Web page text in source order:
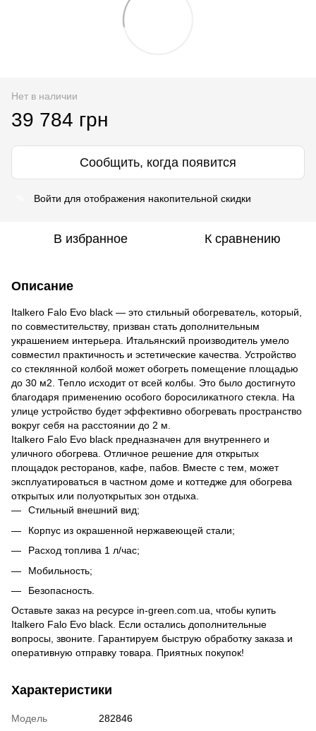
Нет в наличии
39 784 грн
Сообщить, когда появится
Войти для отображения накопительной скидки
В избранное К сравнению
Описание
Italkero Falo Evo black — это стильный обогреватель, который,
по совместительству, призван стать дополнительным
украшением интерьера. Итальянский производитель умело
совместил практичность и эстетические качества. Устройство
со стеклянной колбой может обогреть помещение площадью
до 30 м2. Тепло исходит от всей колбы. Это было достигнуто
благодаря применению особого боросиликатного стекла. На
улице устройство будет эффективно обогревать пространство
вокруг себя на расстоянии до 2 м.
Italkero Falo Evo black предназначен для внутреннего и
уличного обогрева. Отличное решение для открытых
площадок ресторанов, кафе, пабов. Вместе с тем, может
эксплуатироваться в частном доме и коттедже для обогрева
открытых или полуоткрытых зон отдыха.
Стильный внешний вид;
Корпус из окрашенной нержавеющей стали;
Расход топлива 1 л/час;
Мобильность;
Безопасность.
Оставьте заказ на ресурсе in-green.com.ua, чтобы купить
Italkero Falo Evo black. Если остались дополнительные
вопросы, звоните. Гарантируем быструю обработку заказа и
оперативную отправку товара. Приятных покупок!
Характеристики
Модель
282846